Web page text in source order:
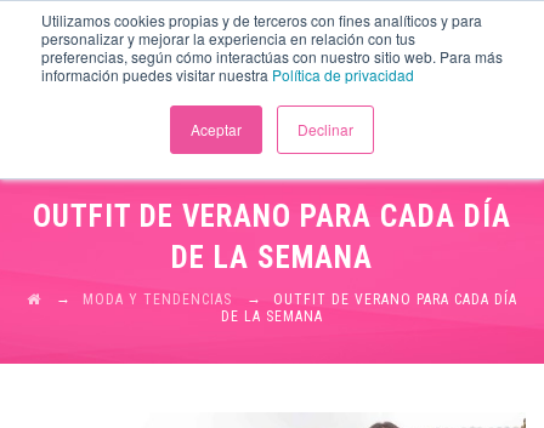
Utilizamos cookies propias y de terceros con fines analíticos y para
personalizar y mejorar la experiencia en relación con tus
preferencias, según cómo interactúas con nuestro sitio web. Para más
información puedes visitar nuestra Política de privacidad
Aceptar Declinar
OUTFIT DE VERANO PARA CADA DÍA
DE LA SEMANA
→ MODA Y TENDENCIAS → OUTFIT DE VERANO PARA CADA DÍA
DE LA SEMANA